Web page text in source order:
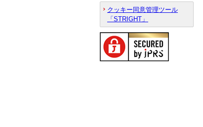
クッキー同意管理ツール
「STRIGHT」